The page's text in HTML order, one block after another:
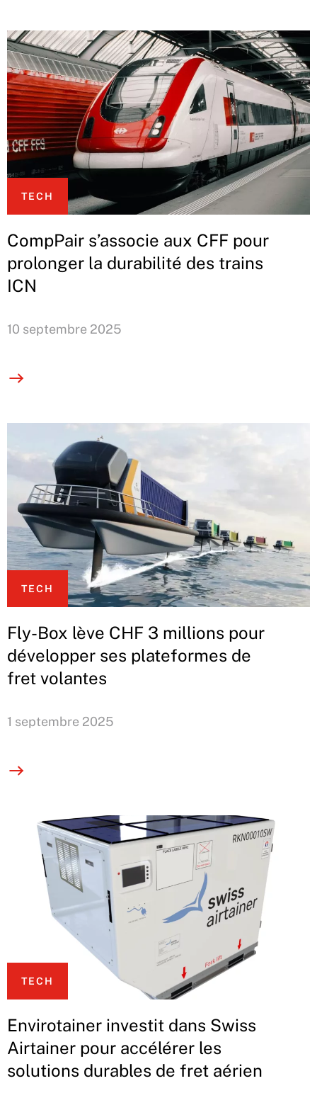
TECH
CompPair s’associe aux CFF pour
prolonger la durabilité des trains
ICN
10 septembre 2025
TECH
Fly-Box lève CHF 3 millions pour
développer ses plateformes de
fret volantes
1 septembre 2025
TECH
Envirotainer investit dans Swiss
Airtainer pour accélérer les
solutions durables de fret aérien